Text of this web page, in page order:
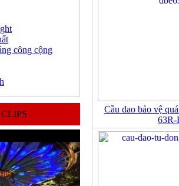
công cộng
Cầu dao bảo vệ